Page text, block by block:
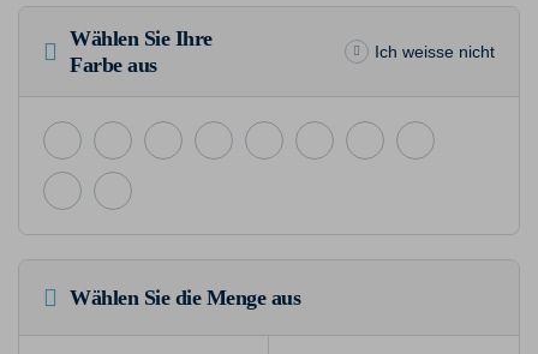
Wählen Sie Ihre
Farbe aus
Ich weisse nicht
Wählen Sie die Menge aus